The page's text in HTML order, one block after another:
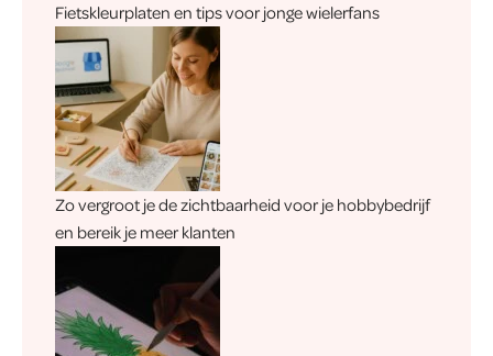
Fietskleurplaten en tips voor jonge wielerfans
Zo vergroot je de zichtbaarheid voor je hobbybedrijf
en bereik je meer klanten